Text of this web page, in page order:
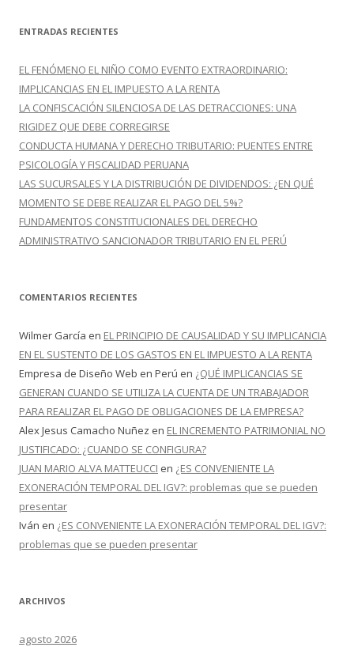
c
r
:
ENTRADAS RECIENTES
EL FENÓMENO EL NIÑO COMO EVENTO EXTRAORDINARIO:
IMPLICANCIAS EN EL IMPUESTO A LA RENTA
LA CONFISCACIÓN SILENCIOSA DE LAS DETRACCIONES: UNA
RIGIDEZ QUE DEBE CORREGIRSE
CONDUCTA HUMANA Y DERECHO TRIBUTARIO: PUENTES ENTRE
PSICOLOGÍA Y FISCALIDAD PERUANA
LAS SUCURSALES Y LA DISTRIBUCIÓN DE DIVIDENDOS: ¿EN QUÉ
MOMENTO SE DEBE REALIZAR EL PAGO DEL 5%?
FUNDAMENTOS CONSTITUCIONALES DEL DERECHO
ADMINISTRATIVO SANCIONADOR TRIBUTARIO EN EL PERÚ
COMENTARIOS RECIENTES
Wilmer García en EL PRINCIPIO DE CAUSALIDAD Y SU IMPLICANCIA
EN EL SUSTENTO DE LOS GASTOS EN EL IMPUESTO A LA RENTA
Empresa de Diseño Web en Perú en ¿QUÉ IMPLICANCIAS SE
GENERAN CUANDO SE UTILIZA LA CUENTA DE UN TRABAJADOR
PARA REALIZAR EL PAGO DE OBLIGACIONES DE LA EMPRESA?
Alex Jesus Camacho Nuñez en EL INCREMENTO PATRIMONIAL NO
JUSTIFICADO: ¿CUANDO SE CONFIGURA?
JUAN MARIO ALVA MATTEUCCI en ¿ES CONVENIENTE LA
EXONERACIÓN TEMPORAL DEL IGV?: problemas que se pueden
presentar
Iván en ¿ES CONVENIENTE LA EXONERACIÓN TEMPORAL DEL IGV?:
problemas que se pueden presentar
ARCHIVOS
agosto 2026